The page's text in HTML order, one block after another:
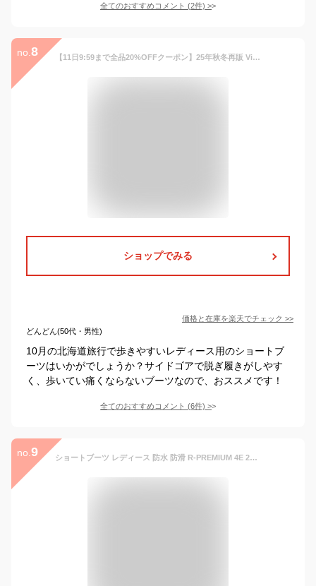
全てのおすすめコメント (2件) >
no. 8 【11日9:59まで全品20%OFFクーポン】25年秋冬再販 Vivian ブーツ レディース ショートブーツ サイドゴア ローヒール ぺたんこ フラット 痛くない 歩きやすい 軽量 ヒール 秋冬 大きいサイズ スエード ブラック 黒 サイドゴアブーツ V0060AW
ショップでみる
価格と在庫を楽天でチェック >>
どんどん(50代・男性)
10月の北海道旅行で歩きやすいレディース用のショートブ
ーツはいかがでしょうか？サイドゴアで脱ぎ履きがしやす
く、歩いてい痛くならないブーツなので、おススメです！
全てのおすすめコメント (6件) >
no. 9 ショートブーツ レディース 防水 防滑 R-PREMIUM 4E 2853